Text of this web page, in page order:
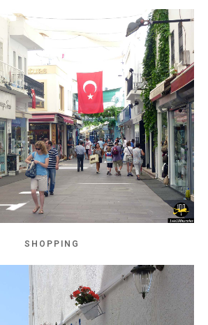
SHOPPING